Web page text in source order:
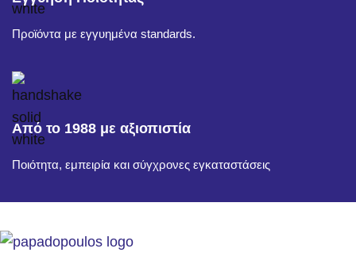
Προϊόντα με εγγυημένα standards.
Από το 1988 με αξιοπιστία
Ποιότητα, εμπειρία και σύγχρονες εγκαταστάσεις